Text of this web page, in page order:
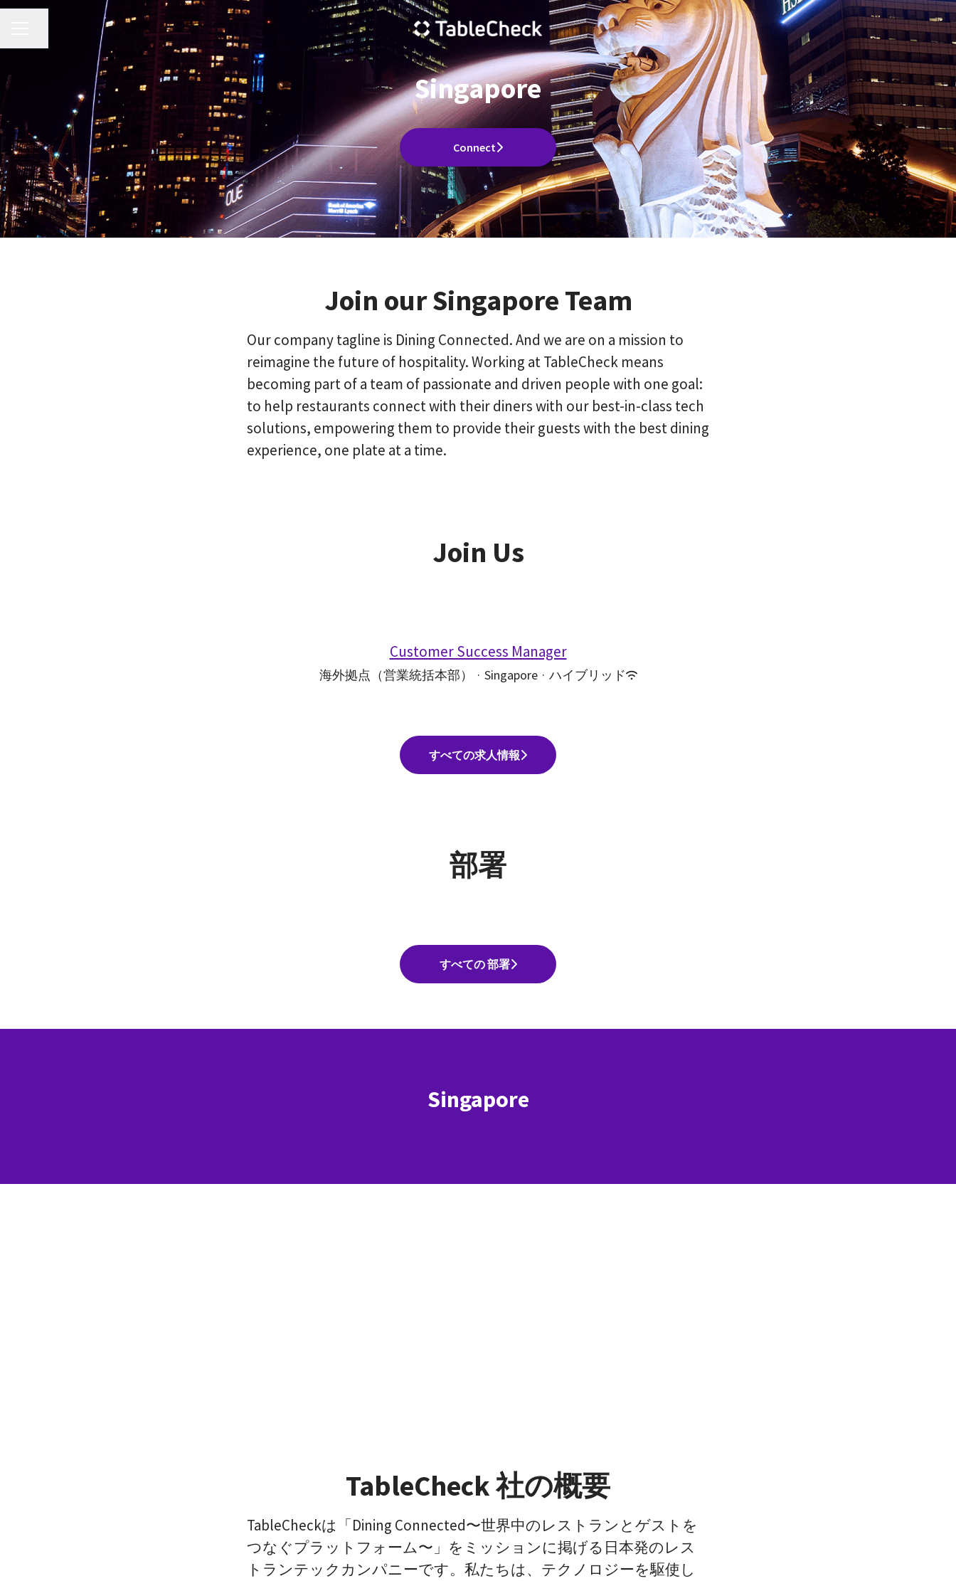
キャリア メニュー
Singapore
Connect
Join our Singapore Team
Our company tagline is Dining Connected. And we are on a mission to
reimagine the future of hospitality. Working at TableCheck means
becoming part of a team of passionate and driven people with one goal:
to help restaurants connect with their diners with our best-in-class tech
solutions, empowering them to provide their guests with the best dining
experience, one plate at a time.
Join Us
Customer Success Manager
海外拠点（営業統括本部） · Singapore · ハイブリッド
すべての求人情報
部署
Operational Excellence 本部（コンサルティング部）
すべての 部署
Singapore
TableCheck 社の概要
TableCheckは「Dining Connected〜世界中のレストランとゲストを
つなぐプラットフォーム〜」をミッションに掲げる日本発のレス
トランテックカンパニーです。私たちは、テクノロジーを駆使し